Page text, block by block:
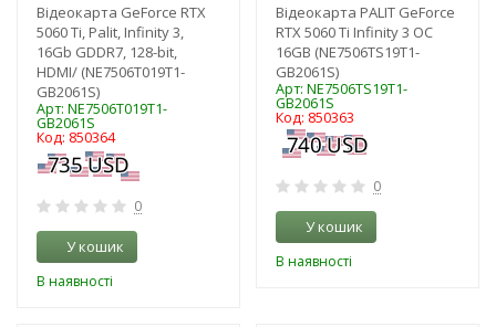
Відеокарта GeForce RTX
5060 Ti, Palit, Infinity 3,
16Gb GDDR7, 128-bit,
HDMI/ (NE7506T019T1-
GB2061S)
Арт: NE7506T019T1-
GB2061S
Код: 850364
0
У кошик
В наявності
Відеокарта PALIT GeForce
RTX 5060 Ti Infinity 3 OC
16GB (NE7506TS19T1-
GB2061S)
Арт: NE7506TS19T1-
GB2061S
Код: 850363
0
У кошик
В наявності